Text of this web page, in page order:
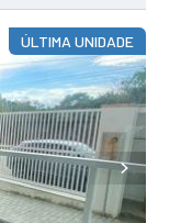
ÚLTIMA UNIDADE